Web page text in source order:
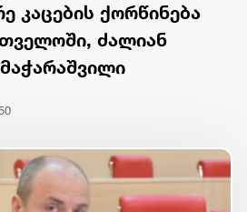
კაცების ქორწინება
ძალიან